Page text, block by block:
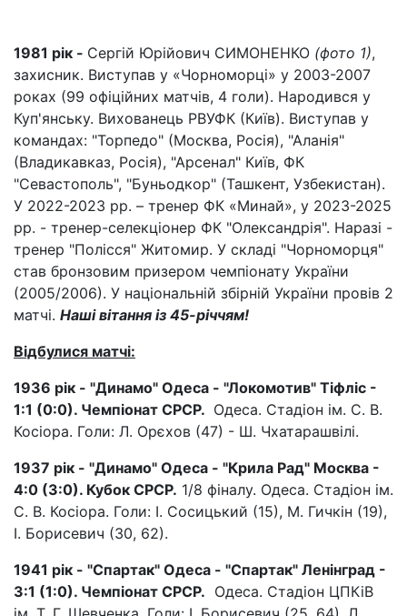
1981 рік - Сергій Юрійович СИМОНЕНКО (фото 1),
захисник. Виступав у «Чорноморці» у 2003-2007
роках (99 офіційних матчів, 4 голи). Народився у
Куп'янську. Вихованець РВУФК (Київ). Виступав у
командах: "Торпедо" (Москва, Росія), "Аланія"
(Владикавказ, Росія), "Арсенал" Київ, ФК
"Севастополь", "Буньодкор" (Ташкент, Узбекистан).
У 2022-2023 рр. – тренер ФК «Минай», у 2023-2025
рр. - тренер-селекціонер ФК "Олександрія". Наразі -
тренер "Полісся" Житомир. У складі "Чорноморця"
став бронзовим призером чемпіонату України
(2005/2006). У національній збірній України провів 2
матчі. Наші вітання із 45-річчям!
Відбулися матчі:
1936 рік - "Динамо" Одеса - "Локомотив" Тіфліс -
1:1 (0:0). Чемпіонат СРСР. Одеса. Стадіон ім. С. В.
Косіора. Голи: Л. Орєхов (47) - Ш. Чхатарашвілі.
1937 рік - "Динамо" Одеса - "Крила Рад" Москва -
4:0 (3:0). Кубок СРСР. 1/8 фіналу. Одеса. Стадіон ім.
С. В. Косіора. Голи: І. Сосицький (15), М. Гичкін (19),
І. Борисевич (30, 62).
1941 рік - "Спартак" Одеса - "Спартак" Ленінград -
3:1 (1:0). Чемпіонат СРСР. Одеса. Стадіон ЦПКіВ